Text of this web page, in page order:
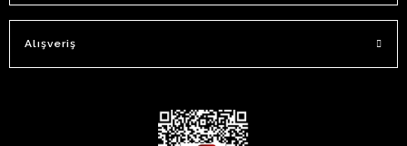
Alışveriş